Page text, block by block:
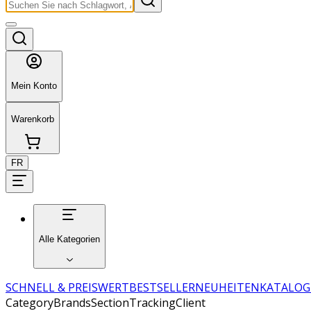
Mein Konto
Warenkorb
FR
Alle Kategorien
SCHNELL & PREISWERTBESTSELLERNEUHEITENKATALOG
CategoryBrandsSectionTrackingClient